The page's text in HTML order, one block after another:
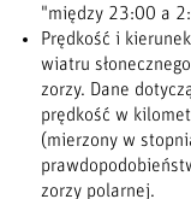
"między 23:00 a
Prędkość i
wiatru
zorzy. Dane
prędkość w
(mierzony w
zorzy polarnej.